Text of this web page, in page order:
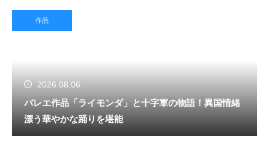
作品
2026.08.06
バレエ作品「ライモンダ」と十字軍の物語！異国情緒
漂う華やかな踊りを堪能